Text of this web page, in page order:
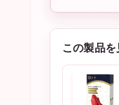
この製品